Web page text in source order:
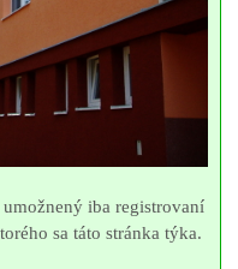
iba registrovaní
sa táto stránka týka.